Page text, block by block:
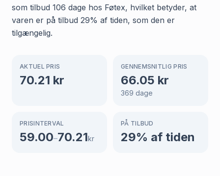
som tilbud 106 dage hos Føtex, hvilket betyder, at
varen er på tilbud 29% af tiden, som den er
tilgængelig.
AKTUEL PRIS
70.21 kr
GENNEMSNITLIG PRIS
66.05 kr
369 dage
PRISINTERVAL
59.00–70.21kr
PÅ TILBUD
29% af tiden